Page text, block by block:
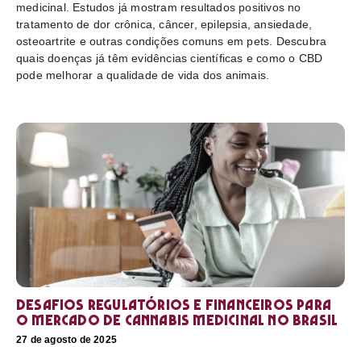
medicinal. Estudos já mostram resultados positivos no
tratamento de dor crônica, câncer, epilepsia, ansiedade,
osteoartrite e outras condições comuns em pets. Descubra
quais doenças já têm evidências científicas e como o CBD
pode melhorar a qualidade de vida dos animais.
Desafios regulatórios e financeiros para
o mercado de cannabis medicinal no Brasil
27 de agosto de 2025